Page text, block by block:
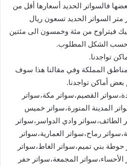
فالسواتر الحديد أسعارها أقل من
السواتر الحديد تسعون ريال
فيتراوح من مئة وخمسون الى مئتين
حسب الشكل المطلوب.
تواجدنا.
المملكة وفي مقالنا هذا سوف
بعض أماكن تواجدنا.
القصيم،سواتر مكة،سواتر
المدينة المنورة،سواتر خميس
الطائف،سواتر وادي الدواسر،سواتر
رماح،سواتر العمارية،سواتر
حوطة بني تميم،سواتر الغاط،سواتر
الأحساء،سواتر المجمعة،سواتر حفر